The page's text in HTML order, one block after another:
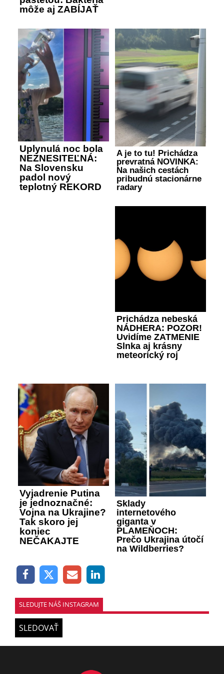
môže aj ZABÍJAŤ
Uplynulá noc bola
NEZNESITEĽNÁ:
Na Slovensku
padol nový
teplotný REKORD
A je to tu! Prichádza
prevratná NOVINKA:
Na našich cestách
pribudnú stacionárne
radary
Prichádza nebeská
NÁDHERA: POZOR!
Uvidíme ZATMENIE
Slnka aj krásny
meteorický roj
Vyjadrenie Putina
je jednoznačné:
Vojna na Ukrajine?
Tak skoro jej
koniec
NEČAKAJTE
Sklady
internetového
giganta v
PLAMEŇOCH:
Prečo Ukrajina útočí
na Wildberries?
SLEDUJTE NÁŠ INSTAGRAM
SLEDOVAŤ